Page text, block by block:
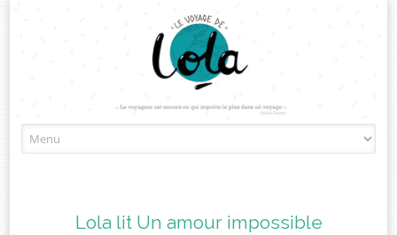
to
Lola lit Un amour impossible